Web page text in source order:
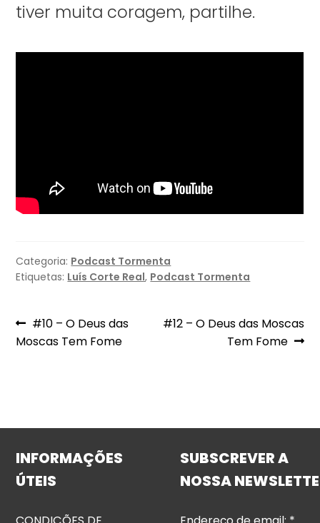
tiver muita coragem, partilhe.
Categoria: Podcast Tormenta
Etiquetas: Luís Corte Real, Podcast Tormenta
Navegação
de
Artigo
anterior:
#10 – O Deus das
Moscas Tem Fome
Artigo
#12 – O Deus das Moscas
Tem Fome
INFORMAÇÕES
ÚTEIS
SUBSCREVER A
NOSSA